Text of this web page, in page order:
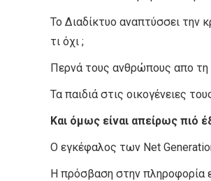
Το Διαδίκτυο αναπτύσσει την
τι όχι ;
Περνά τους ανθρώπους απο τη
Τα παιδιά στις οικογένειες
Και όμως είναι απείρως πιό
Ο εγκέφαλος των Net
Η πρόσβαση στην πληροφορία